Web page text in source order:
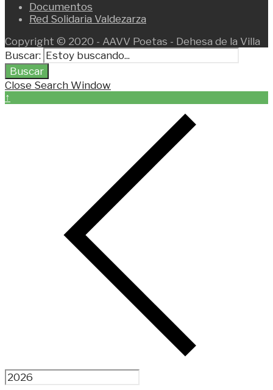
Documentos
Red Solidaria Valdezarza
Copyright © 2020 - AAVV Poetas - Dehesa de la Villa
Buscar:
Buscar
Close Search Window
↑